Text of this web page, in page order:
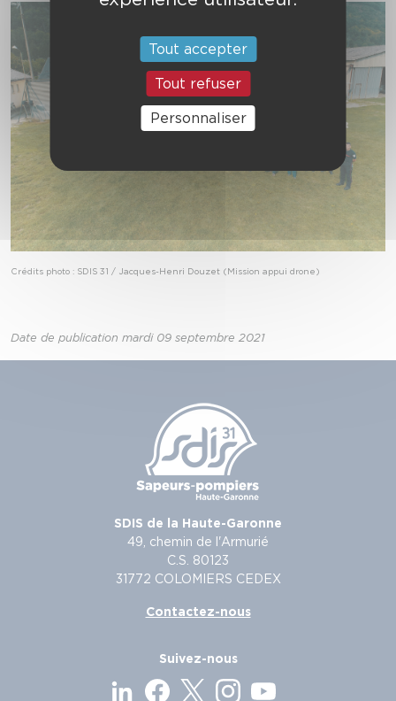
Crédits photo : SDIS 31 / Jacques-Henri Douzet (Mission appui drone)
Date de publication mardi 09 septembre 2021
SDIS de la Haute-Garonne
49, chemin de l'Armurié
C.S. 80123
31772 COLOMIERS CEDEX
Contactez-nous
Suivez-nous
Tout accepter
Tout refuser
Personnaliser